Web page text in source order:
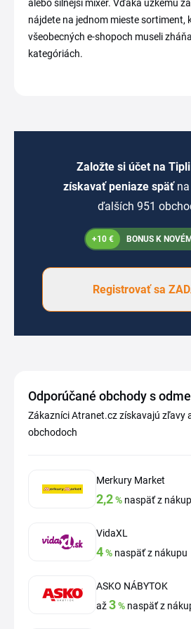
alebo silnejší mixér. Vďaka úzkemu
nájdete na jednom mieste sortiment,
všeobecných e-shopoch museli
kategóriách.
Založte si účet na
získavať peniaze späť
ďalších 951
+10 € BONUS K
Registrovať sa
Odporúčané obchody s
Zákazníci Atranet.cz získavajú zľavy
obchodoch
Merkury Market
2,2% naspäť z
VidaXL
4% naspäť z nákupu
ASKO NÁBYTOK
až3% naspäť z